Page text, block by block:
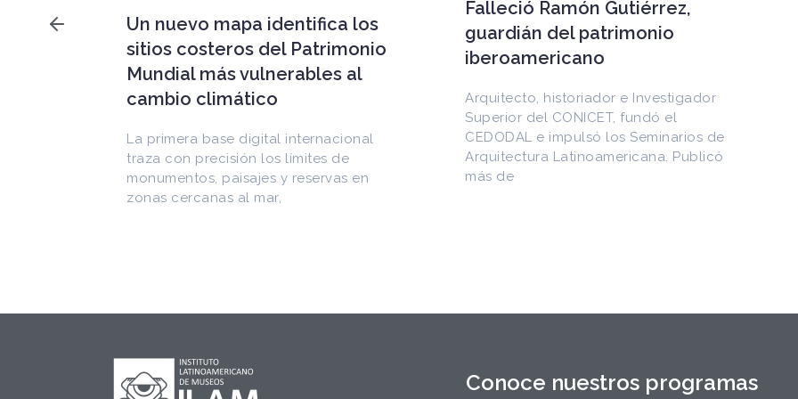
guardián del patrimonio
iberoamericano
Arquitecto, historiador e Investigador
CEDODAL e impulsó los Seminarios de
Arquitectura Latinoamericana. Publicó
más de
EEUU devuelve a Cuba
documentos históricos
sustraídos del Archivo
en internet
Entre los materiales recuperados
figuran la Constitución de la Yaya de
Conoce nuestros programas